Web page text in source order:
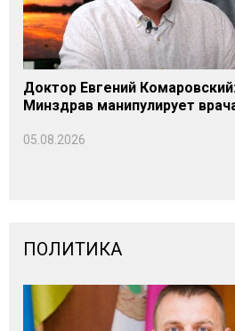
Доктор Евгений
Минздрав манипулирует
05.08.2026
ПОЛИТИКА